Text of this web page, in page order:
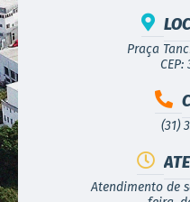
Praça
(31)
Atendimento de